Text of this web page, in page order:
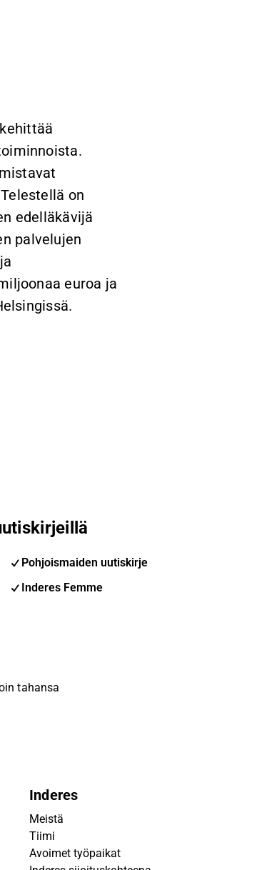
on
edelläkävijä
palvelujen
euroa ja
Pohjoismaiden uutiskirje
Inderes Femme
tahansa
Inderes
Meistä
Tiimi
Avoimet työpaikat